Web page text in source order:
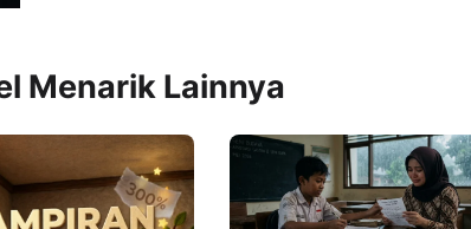
Menarik Lainnya